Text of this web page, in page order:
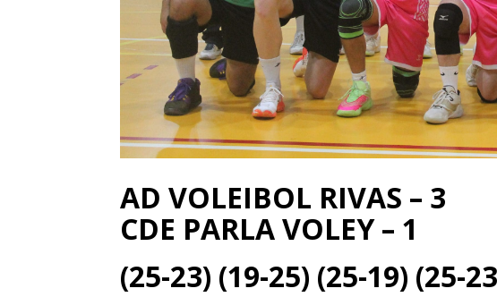
AD VOLEIBOL RIVAS – 3
CDE PARLA VOLEY – 1
(25-23) (19-25) (25-19) (25-